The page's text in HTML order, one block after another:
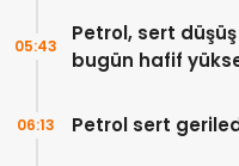
Petrol, sert
bugün hafif
05:43
Petrol sert
06:13